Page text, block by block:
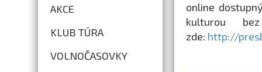
AKCE
KLUB TÚRA
VOLNOČASOVKY
online
kulturou
zde: http://